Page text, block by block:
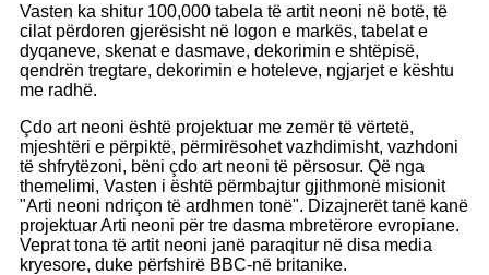
Vasten ka shitur 100,000 tabela të artit neoni në botë, të
cilat përdoren gjerësisht në logon e markës, tabelat e
dyqaneve, skenat e dasmave, dekorimin e shtëpisë,
qendrën tregtare, dekorimin e hoteleve, ngjarjet e kështu
me radhë.
Çdo art neoni është projektuar me zemër të vërtetë,
mjeshtëri e përpiktë, përmirësohet vazhdimisht, vazhdoni
të shfrytëzoni, bëni çdo art neoni të përsosur. Që nga
themelimi, Vasten i është përmbajtur gjithmonë misionit
"Arti neoni ndriçon të ardhmen tonë". Dizajnerët tanë kanë
projektuar Arti neoni për tre dasma mbretërore evropiane.
Veprat tona të artit neoni janë paraqitur në disa media
kryesore, duke përfshirë BBC-në britanike.